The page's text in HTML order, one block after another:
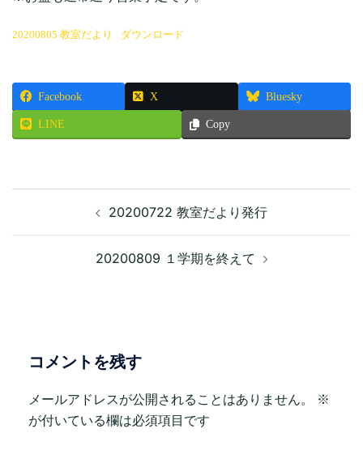
20200805 教室だより ダウンロード
Facebook X Bluesky
LINE Copy
ナ
ン
20200722 教室だより発行
20200809 １学期を終えて
コメントを残す
メールアドレスが公開されることはありません。
※
が付いている欄は必須項目です